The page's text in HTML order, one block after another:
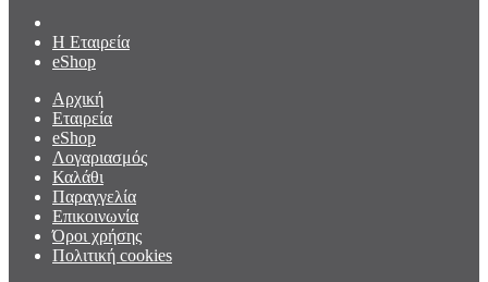
Η Εταιρεία
eShop
Αρχική
Εταιρεία
eShop
Λογαριασμός
Καλάθι
Παραγγελία
Επικοινωνία
Όροι χρήσης
Πολιτική cookies